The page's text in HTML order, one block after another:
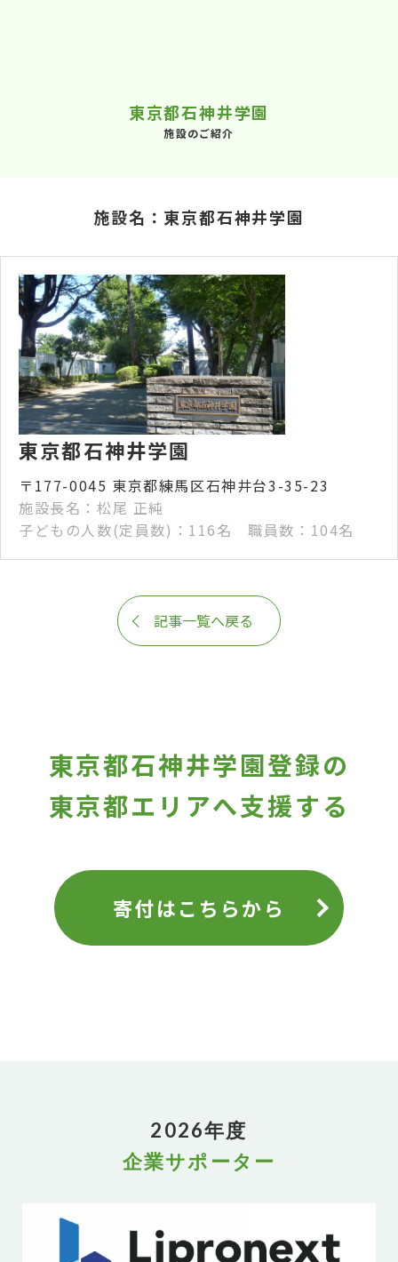
東京都石神井学園
施設のご紹介
施設名：東京都石神井学園
東京都石神井学園
〒177-0045 東京都練馬区石神井台3-35-23
施設長名：松尾 正純
子どもの人数(定員数)：116名 職員数：104名
記事一覧へ戻る
東京都石神井学園登録の
東京都エリアへ支援する
寄付はこちらから
2026年度
企業サポーター